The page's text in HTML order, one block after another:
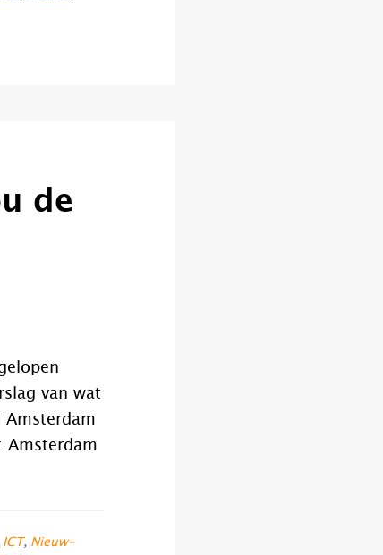
de
van wat
Amsterdam
Amsterdam
ICT, Nieuw-